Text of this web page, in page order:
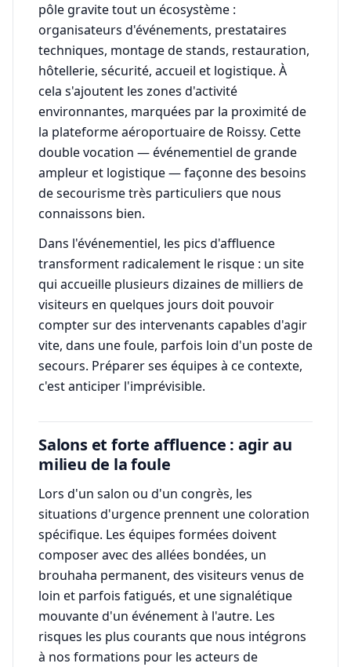
pôle gravite tout un écosystème :
organisateurs d'événements, prestataires
techniques, montage de stands, restauration,
hôtellerie, sécurité, accueil et logistique. À
cela s'ajoutent les zones d'activité
environnantes, marquées par la proximité de
la plateforme aéroportuaire de Roissy. Cette
double vocation — événementiel de grande
ampleur et logistique — façonne des besoins
de secourisme très particuliers que nous
connaissons bien.
Dans l'événementiel, les pics d'affluence
transforment radicalement le risque : un site
qui accueille plusieurs dizaines de milliers de
visiteurs en quelques jours doit pouvoir
compter sur des intervenants capables d'agir
vite, dans une foule, parfois loin d'un poste de
secours. Préparer ses équipes à ce contexte,
c'est anticiper l'imprévisible.
Salons et forte affluence : agir au
milieu de la foule
Lors d'un salon ou d'un congrès, les
situations d'urgence prennent une coloration
spécifique. Les équipes formées doivent
composer avec des allées bondées, un
brouhaha permanent, des visiteurs venus de
loin et parfois fatigués, et une signalétique
mouvante d'un événement à l'autre. Les
risques les plus courants que nous intégrons
à nos formations pour les acteurs de